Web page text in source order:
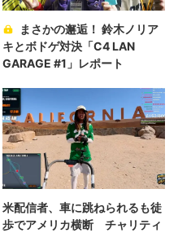
まさかの邂逅！ 鈴木ノリア
キとボドゲ対決「C4 LAN
GARAGE #1」レポート
米配信者、車に跳ねられるも徒
歩でアメリカ横断 チャリティ